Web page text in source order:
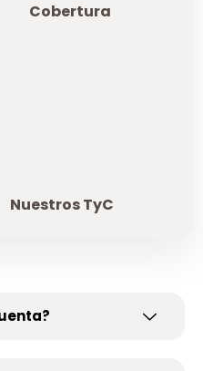
Cobertura
Nuestros TyC